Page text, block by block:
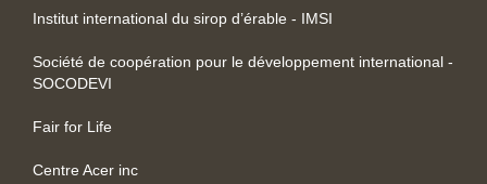
Institut international du sirop d’érable - IMSI
Société de coopération pour le développement international -
SOCODEVI
Fair for Life
Centre Acer inc